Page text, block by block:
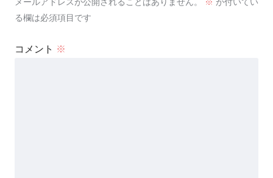
メールアドレスが公開されることはありません。 ※ が付いてい
る欄は必須項目です
コメント ※